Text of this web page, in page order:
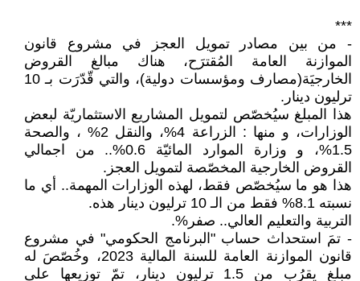
***
- من بين مصادر تمويل العجز في مشروع قانون
الموازنة العامة المُقترَح، هناك مبالغ القروض
الخارجيَة(مصارف ومؤسسات دولية)، والتي قّدّرَت بـ 10
ترليون دينار.
هذا المبلغ سيُخصّص لتمويل المشاريع الاستثماريّة لبعض
الوزارات، و منها : الزراعة 4%، والنقل 2% ، والصحة
1.5%، و وزارة الموارد المائيّة 0.6%.. من اجمالي
القروض الخارجية المخصّصة لتمويل العجز.
هذا هو ما سيُخصّص فقط، لهذه الوزارات المهمة.. أي ما
نسبته 8.1% فقط من الـ 10 ترليون دينار هذه.
التربية والتعليم العالي.. صفر%.
- تمَ استحداث حساب "البرنامج الحكومي" في مشروع
قانون الموازنة العامة للسنة المالية 2023، وخُصّصَ له
مبلغ يقرُب من 1.5 ترليون دينار، تمّ توزيعها على